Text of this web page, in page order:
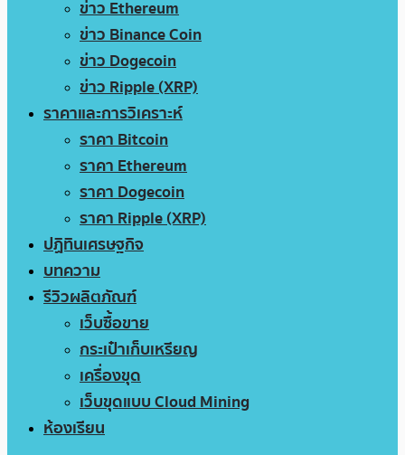
ข่าว Ethereum
ข่าว Binance Coin
ข่าว Dogecoin
ข่าว Ripple (XRP)
ราคาและการวิเคราะห์
ราคา Bitcoin
ราคา Ethereum
ราคา Dogecoin
ราคา Ripple (XRP)
ปฏิทินเศรษฐกิจ
บทความ
รีวิวผลิตภัณฑ์
เว็บซื้อขาย
กระเป๋าเก็บเหรียญ
เครื่องขุด
เว็บขุดแบบ Cloud Mining
ห้องเรียน